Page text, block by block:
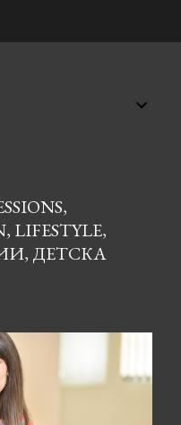
LIFESTYLE,
ДЕТСКА